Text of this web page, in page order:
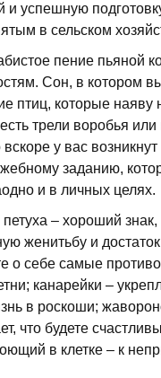
и успешную
в сельском
пение пьяной
Сон, в котором
птиц, которые наяву
трели воробья
вскоре у вас
заданию,
и в личных целях.
– хороший
женитьбу и
о себе самые
канарейки –
в роскоши;
что будете
в клетке – к